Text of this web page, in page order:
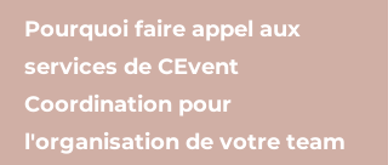
Pourquoi faire appel aux
services de CEvent
Coordination pour
l'organisation de votre team